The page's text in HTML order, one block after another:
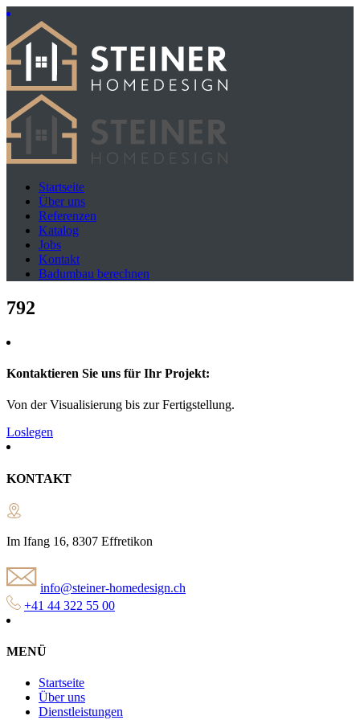
Startseite
Über uns
Referenzen
Katalog
Jobs
Kontakt
Badumbau berechnen
792
Kontaktieren Sie uns für Ihr Projekt:
Von der Visualisierung bis zur Fertigstellung.
Loslegen
KONTAKT
Im Ifang 16, 8307 Effretikon
info@steiner-homedesign.ch
+41 44 322 55 00
MENÜ
Startseite
Über uns
Dienstleistungen